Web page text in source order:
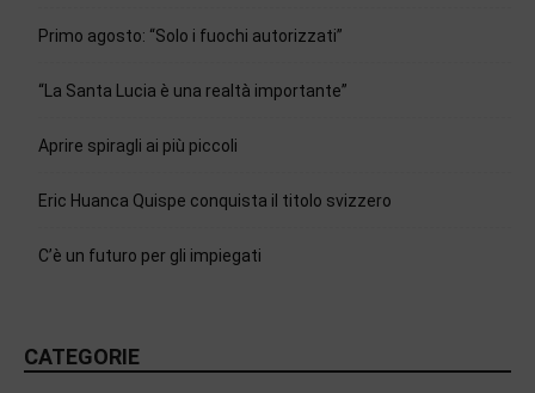
Primo agosto: “Solo i fuochi autorizzati”
“La Santa Lucia è una realtà importante”
Aprire spiragli ai più piccoli
Eric Huanca Quispe conquista il titolo svizzero
C’è un futuro per gli impiegati
CATEGORIE